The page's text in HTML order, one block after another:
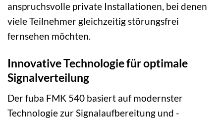
anspruchsvolle private Installationen, bei denen
viele Teilnehmer gleichzeitig störungsfrei
fernsehen möchten.
Innovative Technologie für optimale
Signalverteilung
Der fuba FMK 540 basiert auf modernster
Technologie zur Signalaufbereitung und -